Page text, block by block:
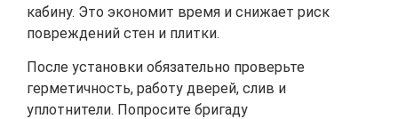
кабину. Это экономит время и снижает риск
повреждений стен и плитки.
После установки обязательно проверьте
герметичность, работу дверей, слив и
уплотнители. Попросите бригаду